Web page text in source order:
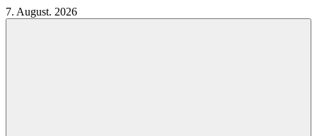
Zum
Inhalt
7. August. 2026